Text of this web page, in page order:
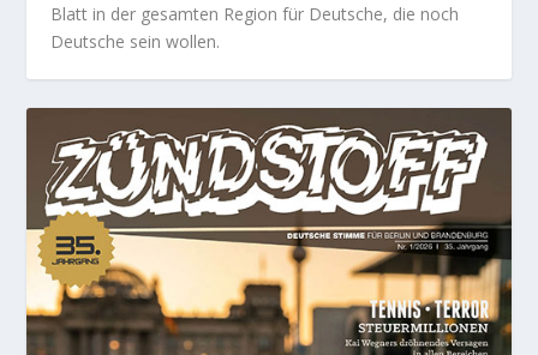
Blatt in der gesamten Region für Deutsche, die noch
Deutsche sein wollen.